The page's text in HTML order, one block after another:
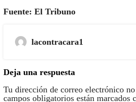
Fuente: El Tribuno
lacontracara1
Deja una respuesta
Tu dirección de correo electrónico
campos obligatorios están marcados